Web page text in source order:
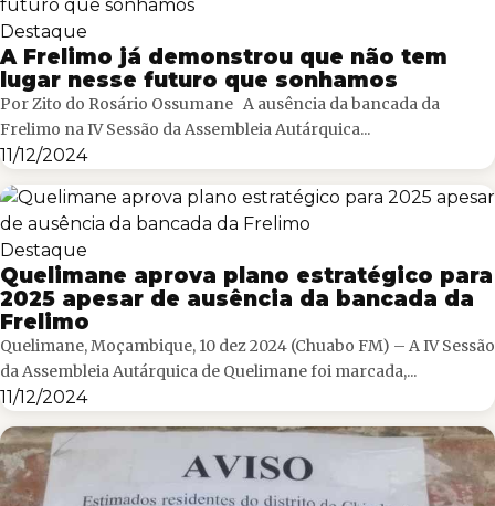
Destaque
A Frelimo já demonstrou que não tem
lugar nesse futuro que sonhamos
Por Zito do Rosário Ossumane A ausência da bancada da
Frelimo na IV Sessão da Assembleia Autárquica...
11/12/2024
Destaque
Quelimane aprova plano estratégico para
2025 apesar de ausência da bancada da
Frelimo
Quelimane, Moçambique, 10 dez 2024 (Chuabo FM) – A IV Sessão
da Assembleia Autárquica de Quelimane foi marcada,...
11/12/2024